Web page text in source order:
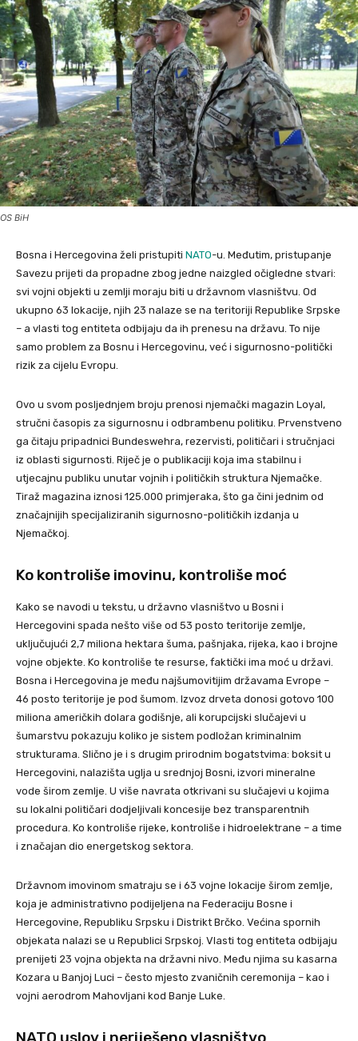
OS BiH
Bosna i Hercegovina želi pristupiti NATO-u. Međutim, pristupanje
Savezu prijeti da propadne zbog jedne naizgled očigledne stvari:
svi vojni objekti u zemlji moraju biti u državnom vlasništvu. Od
ukupno 63 lokacije, njih 23 nalaze se na teritoriji Republike Srpske
– a vlasti tog entiteta odbijaju da ih prenesu na državu. To nije
samo problem za Bosnu i Hercegovinu, već i sigurnosno-politički
rizik za cijelu Evropu.
Ovo u svom posljednjem broju prenosi njemački magazin Loyal,
stručni časopis za sigurnosnu i odbrambenu politiku. Prvenstveno
ga čitaju pripadnici Bundeswehra, rezervisti, političari i stručnjaci
iz oblasti sigurnosti. Riječ je o publikaciji koja ima stabilnu i
utjecajnu publiku unutar vojnih i političkih struktura Njemačke.
Tiraž magazina iznosi 125.000 primjeraka, što ga čini jednim od
značajnijih specijaliziranih sigurnosno-političkih izdanja u
Njemačkoj.
Ko kontroliše imovinu, kontroliše moć
Kako se navodi u tekstu, u državno vlasništvo u Bosni i
Hercegovini spada nešto više od 53 posto teritorije zemlje,
uključujući 2,7 miliona hektara šuma, pašnjaka, rijeka, kao i brojne
vojne objekte. Ko kontroliše te resurse, faktički ima moć u državi.
Bosna i Hercegovina je među najšumovitijim državama Evrope –
46 posto teritorije je pod šumom. Izvoz drveta donosi gotovo 100
miliona američkih dolara godišnje, ali korupcijski slučajevi u
šumarstvu pokazuju koliko je sistem podložan kriminalnim
strukturama. Slično je i s drugim prirodnim bogatstvima: boksit u
Hercegovini, nalazišta uglja u srednjoj Bosni, izvori mineralne
vode širom zemlje. U više navrata otkrivani su slučajevi u kojima
su lokalni političari dodjeljivali koncesije bez transparentnih
procedura. Ko kontroliše rijeke, kontroliše i hidroelektrane – a time
i značajan dio energetskog sektora.
Državnom imovinom smatraju se i 63 vojne lokacije širom zemlje,
koja je administrativno podijeljena na Federaciju Bosne i
Hercegovine, Republiku Srpsku i Distrikt Brčko. Većina spornih
objekata nalazi se u Republici Srpskoj. Vlasti tog entiteta odbijaju
prenijeti 23 vojna objekta na državni nivo. Među njima su kasarna
Kozara u Banjoj Luci – često mjesto zvaničnih ceremonija – kao i
vojni aerodrom Mahovljani kod Banje Luke.
NATO uslov i neriješeno vlasništvo